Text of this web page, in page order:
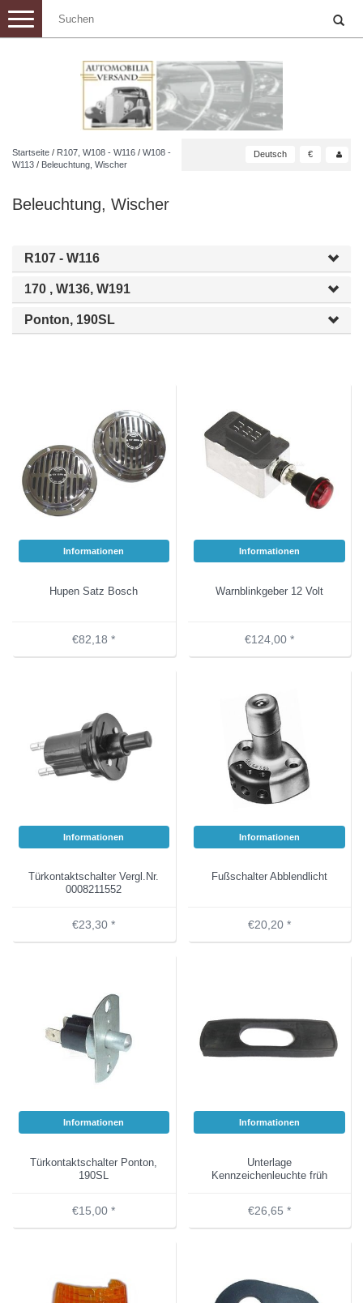
Toggle
navigation
Startseite / R107, W108 - W116 / W108 -
W113 / Beleuchtung, Wischer
Deutsch €
Beleuchtung, Wischer
R107 - W116
170 , W136, W191
Ponton, 190SL
Informationen
Hupen Satz Bosch
€82,18 *
Informationen
Warnblinkgeber 12 Volt
€124,00 *
Informationen
Türkontaktschalter Vergl.Nr.
0008211552
€23,30 *
Informationen
Fußschalter Abblendlicht
€20,20 *
Informationen
Türkontaktschalter Ponton,
190SL
€15,00 *
Informationen
Unterlage
Kennzeichenleuchte früh
€26,65 *